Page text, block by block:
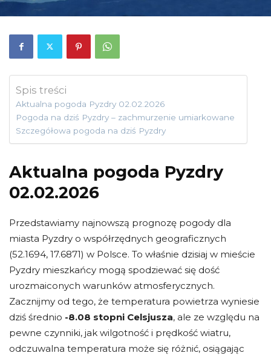
Spis treści
Aktualna pogoda Pyzdry 02.02.2026
Pogoda na dziś Pyzdry – zachmurzenie umiarkowane
Szczegółowa pogoda na dziś Pyzdry
Aktualna pogoda Pyzdry
02.02.2026
Przedstawiamy najnowszą prognozę pogody dla
miasta Pyzdry o współrzędnych geograficznych
(52.1694, 17.6871) w Polsce. To właśnie dzisiaj w mieście
Pyzdry mieszkańcy mogą spodziewać się dość
urozmaiconych warunków atmosferycznych.
Zacznijmy od tego, że temperatura powietrza wyniesie
dziś średnio -8.08 stopni Celsjusza, ale ze względu na
pewne czynniki, jak wilgotność i prędkość wiatru,
odczuwalna temperatura może się różnić, osiągając